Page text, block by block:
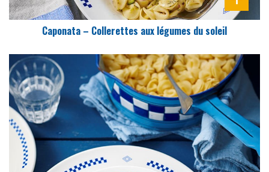
Caponata – Collerettes aux légumes du soleil
DIFFICULTÉ